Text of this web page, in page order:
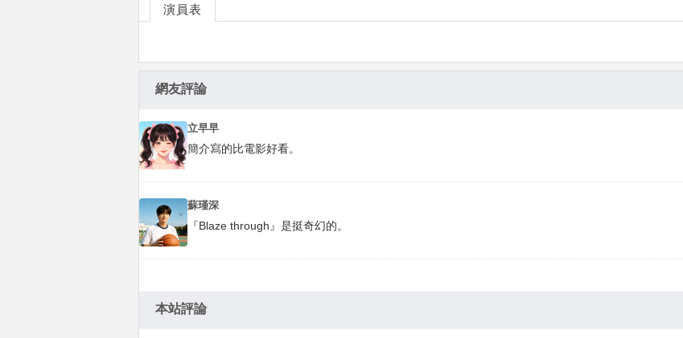
演員表
網友評論
立早早
簡介寫的比電影好看。
蘇瑾深
『Blaze through』是挺奇幻的。
本站評論